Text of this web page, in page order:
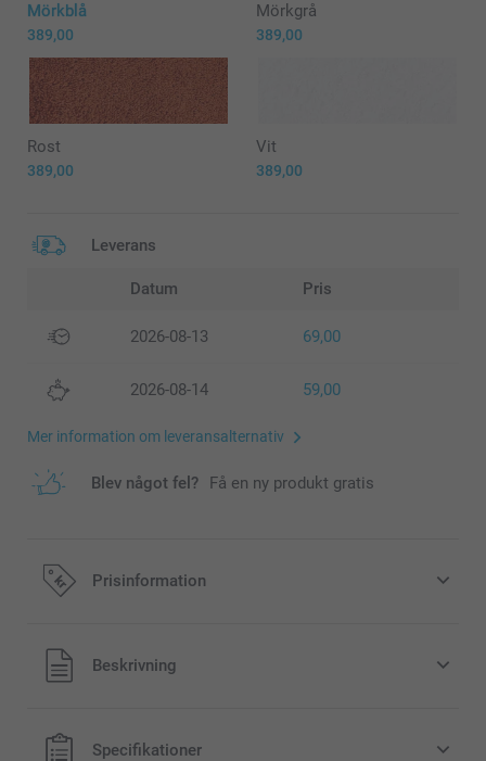
Mörkblå
389,00
Mörkgrå
389,00
Rost
389,00
Vit
389,00
Leverans
Datum Pris
2026-08-13 69,00
2026-08-14 59,00
Mer information om leveransalternativ
Blev något fel? Få en ny produkt gratis
Prisinformation
Alla priser är i svenska kronor (SEK), inklusive moms och
exklusive porto.
Beskrivning
Specifikationer